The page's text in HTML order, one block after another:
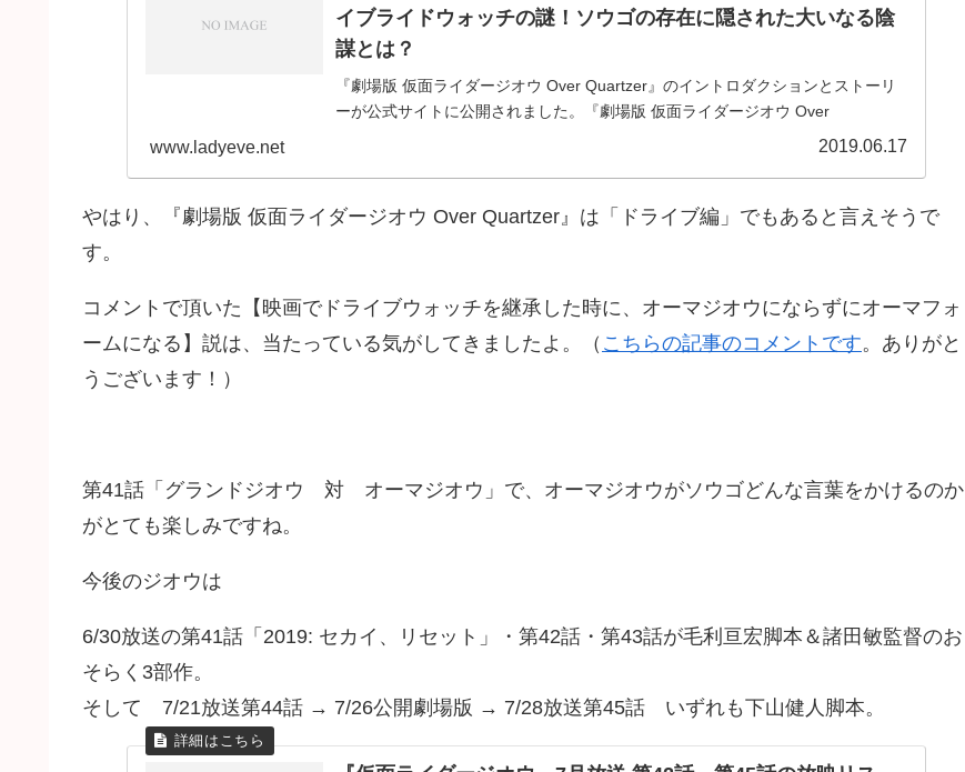
イブライドウォッチの謎！ソウゴの存在に隠された大いなる陰
謀とは？
『劇場版 仮面ライダージオウ Over Quartzer』のイントロダクションとストーリ
ーが公式サイトに公開されました。『劇場版 仮面ライダージオウ Over
www.ladyeve.net 2019.06.17
やはり、『劇場版 仮面ライダージオウ Over Quartzer』は「ドライブ編」でもあると言えそうで
す。
コメントで頂いた【映画でドライブウォッチを継承した時に、オーマジオウにならずにオーマフォ
ームになる】説は、当たっている気がしてきましたよ。（ こちらの記事のコメントです。ありがと
うございます！）
第41話「グランドジオウ 対 オーマジオウ」で、オーマジオウがソウゴどんな言葉をかけるのか
がとても楽しみですね。
今後のジオウは
6/30放送の第41話「2019: セカイ、リセット」・第42話・第43話が毛利亘宏脚本＆諸田敏監督のお
そらく3部作。
そして 7/21放送第44話 → 7/26公開劇場版 → 7/28放送第45話 いずれも下山健人脚本。